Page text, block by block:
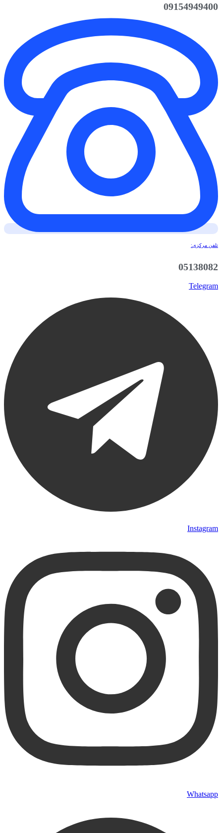
09154949400
تلفن مرکزی:
05138082
Telegram
Instagram
Whatsapp